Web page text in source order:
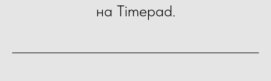
на Timepad.